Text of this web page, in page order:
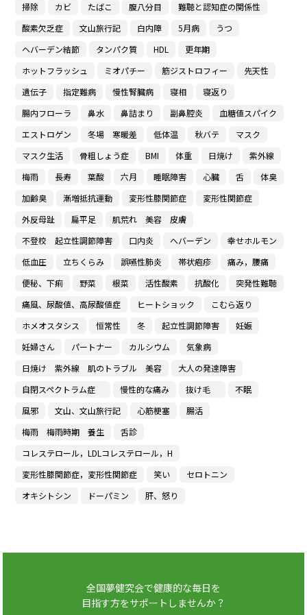
掃除
カビ たばこ 腹八分目
難聴と認知症の関係性
酸素欠乏症
文山旅行記 白内障 5月病
うつ
ヘバーデン結節
タンパク質 HDL
更年期
ホットフラッシュ
ミオパチー 筋ジストロフィー
先天性
遺伝子
指定難病 慢性腎臓病 寝相
寝返り
腸内フローラ
鼻水 鼻詰まり 副鼻腔炎
血糖値スパイク
エストロゲン
冬場 寒暖差 低体温 秋バテ
マスク
マスク生活
骨粗しょう症 BMI 体重 日焼け
紫外線
梅雨
長寿 葉酸 六月 睡眠障害 心臓 舌
体臭
加齢臭
漸増抵抗運動 変形性膝関節症
変形性関節症
外反母趾
扁平足
肌荒れ 美容 皮膚
不登校 起立性調節障害
口内炎 へバーデン
幸せホルモン
低血圧
立ちくらみ 誤嚥性肺炎 帯状疱疹
痛み，腰痛
便秘、下痢
野菜 根菜 活性酸素 抗酸化
突発性難聴
痛風、尿酸値、高尿酸値症
ヒートショック
こむら返り
ホメオスタシス
恒常性 冬 起立性調節障害
妊娠
妊婦さん
パートナー カルシウム
気象病
日焼け 紫外線 肌のトラブル 美容
大人の発達障害
自閉スペクトラム症
慢性的な痛み 抜け毛
不眠
風邪
文山、文山旅行記 心筋梗塞
腸活
梅雨 梅雨時期 養生
舌診
コレステロール，LDLコレステロール，H
変形性膝関節症，変形性関節症
笑い
セロトニン
オキシトシン
ドーパミン 肝、怒り
全国夢健究会で健康的な毎日を
目指す方をサポートしませんか？